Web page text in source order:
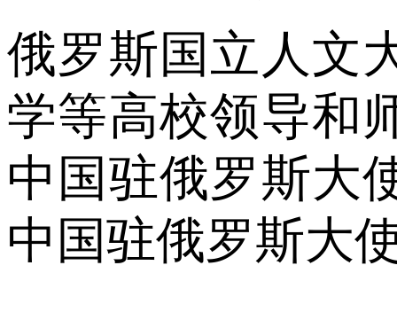
俄罗斯国立人文
学等高校领导和
中国驻俄罗斯大
中国驻俄罗斯大